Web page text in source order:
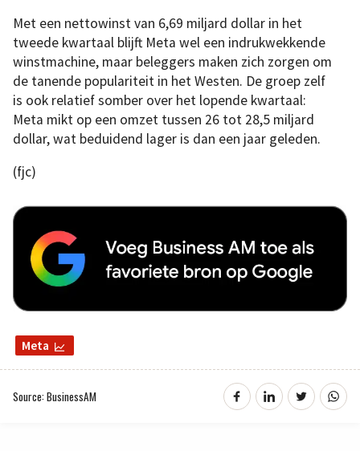
Met een nettowinst van 6,69 miljard dollar in het
tweede kwartaal blijft Meta wel een indrukwekkende
winstmachine, maar beleggers maken zich zorgen om
de tanende populariteit in het Westen. De groep zelf
is ook relatief somber over het lopende kwartaal:
Meta mikt op een omzet tussen 26 tot 28,5 miljard
dollar, wat beduidend lager is dan een jaar geleden.
(fjc)
Meta
Source: BusinessAM